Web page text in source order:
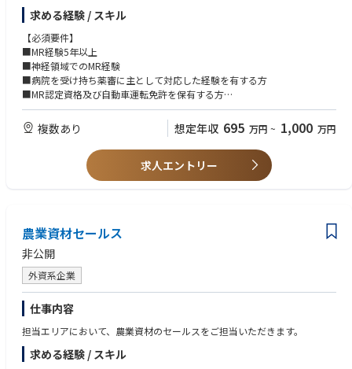
求める経験 / スキル
【必須要件】
■MR経験5年以上
■神経領域でのMR経験
■病院を受け持ち薬審に主として対応した経験を有する方
■MR認定資格及び自動車運転免許を保有する方
■将来的な転勤に対応可能な方
【歓迎要件】
■論文を読み込める英語力
複数あり 想定年収 695 万円 ~ 1,000 万円
求人エントリー
農業資材セールス
非公開
外資系企業
仕事内容
担当エリアにおいて、農業資材のセールスをご担当いただきます。
求める経験 / スキル